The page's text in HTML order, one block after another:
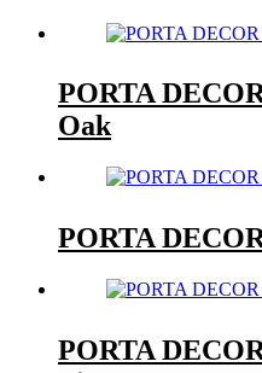
PORTA
Oak
PORTA
PORTA